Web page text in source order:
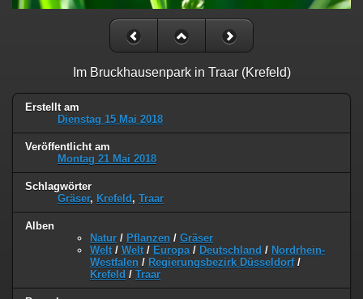
Im Bruckhausenpark in Traar (Krefeld)
Erstellt am
Dienstag 15 Mai 2018
Veröffentlicht am
Montag 21 Mai 2018
Schlagwörter
Gräser, Krefeld , Traar
Alben
Natur / Pflanzen / Gräser
Welt / Welt / Europa / Deutschland / Nordrhein-
Westfalen / Regierungsbezirk Düsseldorf/
Krefeld / Traar